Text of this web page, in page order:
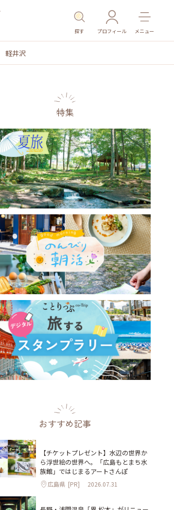
探す プロフィール メニュー
軽井沢
温泉・スパ その他施設 ごはん
特集
おすすめ記事
【チケットプレゼント】水辺の世界か
ら浮世絵の世界へ。「広島もとまち水
族館」ではじまるアートさんぽ
広島県 [PR] 2026.07.31